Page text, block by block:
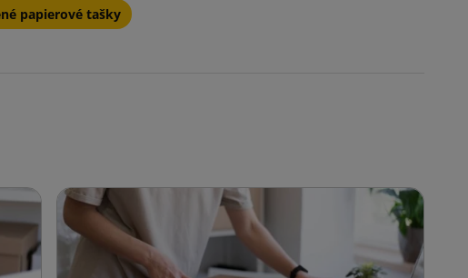
s
papierové tašky